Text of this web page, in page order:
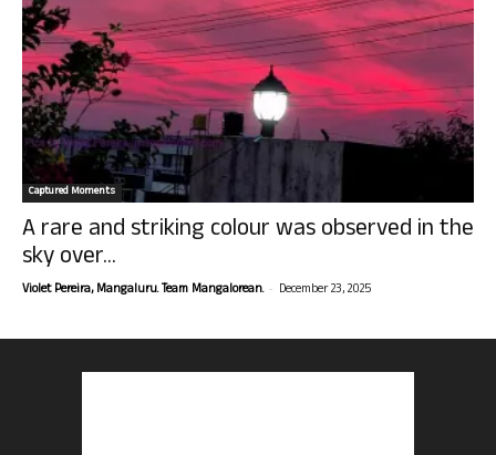
Captured Moments
A rare and striking colour was observed in the
sky over...
Violet Pereira, Mangaluru. Team Mangalorean. - December 23, 2025